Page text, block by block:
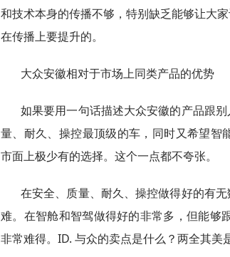
和技术本身的传播不够，特别缺乏能够让大
在传播上要提升的。
大众安徽相对于市场上同类产品的优势
如果要用一句话描述大众安徽的产品跟
量、耐久、操控最顶级的车，同时又希望
市面上极少有的选择。这个一点都不夸张。
在安全、质量、耐久、操控做得好的有
难。在智舱和智驾做得好的非常多，但能够
非常难得。ID. 与众的卖点是什么？两全其美